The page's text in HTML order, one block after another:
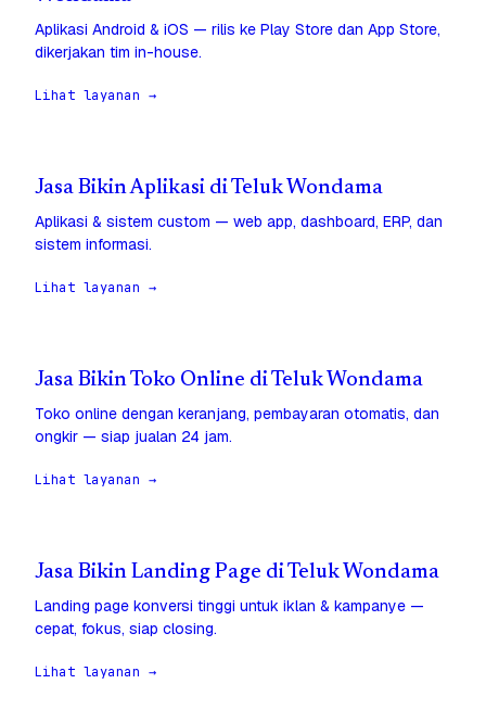
Aplikasi Android & iOS — rilis ke Play Store dan App Store,
dikerjakan tim in-house.
Lihat layanan →
Jasa Bikin Aplikasi di Teluk Wondama
Aplikasi & sistem custom — web app, dashboard, ERP, dan
sistem informasi.
Lihat layanan →
Jasa Bikin Toko Online di Teluk Wondama
Toko online dengan keranjang, pembayaran otomatis, dan
ongkir — siap jualan 24 jam.
Lihat layanan →
Jasa Bikin Landing Page di Teluk Wondama
Landing page konversi tinggi untuk iklan & kampanye —
cepat, fokus, siap closing.
Lihat layanan →